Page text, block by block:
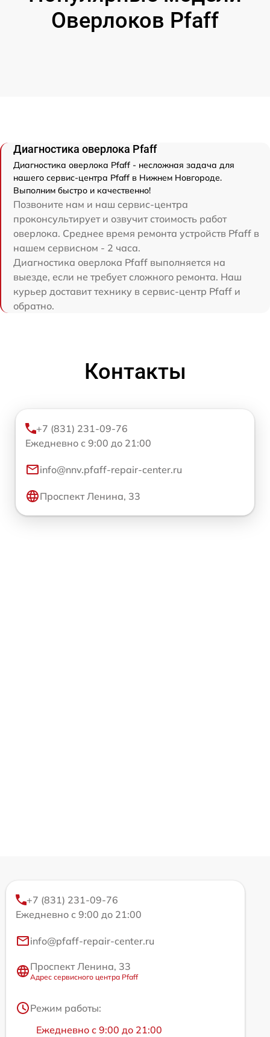
Оверлоков Pfaff
Диагностика оверлока Pfaff
Диагностика оверлока Pfaff - несложная задача для
нашего сервис-центра Pfaff в Нижнем Новгороде.
Выполним быстро и качественно!
Позвоните нам и наш сервис-центра
проконсультирует и озвучит стоимость работ
оверлока. Среднее время ремонта устройств Pfaff в
нашем сервисном - 2 часа.
Диагностика оверлока Pfaff выполняется на
выезде, если не требует сложного ремонта. Наш
курьер доставит технику в сервис-центр Pfaff и
обратно.
Контакты
+7 (831) 231-09-76
Ежедневно с 9:00 до 21:00
info@nnv.pfaff-repair-center.ru
Проспект Ленина, 33
+7 (831) 231-09-76
Ежедневно с 9:00 до 21:00
info@pfaff-repair-center.ru
Проспект Ленина, 33
Адрес сервисного центра Pfaff
Режим работы:
Ежедневно с 9:00 до 21:00